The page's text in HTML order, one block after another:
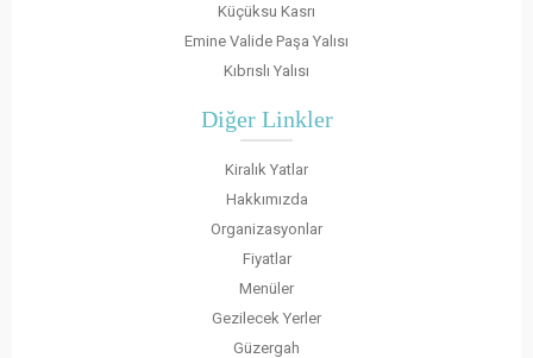
Küçüksu Kasrı
Emine Valide Paşa Yalısı
Kıbrıslı Yalısı
Diğer Linkler
Kiralık Yatlar
Hakkımızda
Organizasyonlar
Fiyatlar
Menüler
Gezilecek Yerler
Güzergah